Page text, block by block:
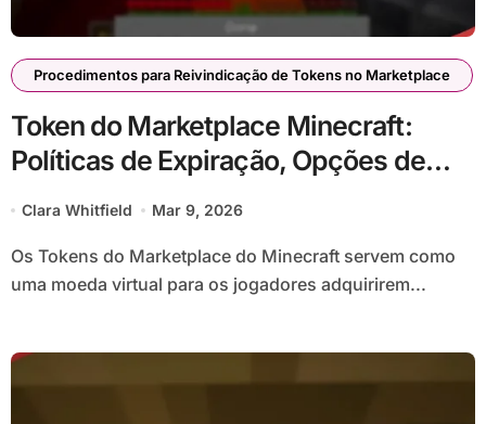
Procedimentos para Reivindicação de Tokens no Marketplace
Token do Marketplace Minecraft:
Políticas de Expiração, Opções de
Renovação, Suporte ao Cliente
Clara Whitfield Mar 9, 2026
Os Tokens do Marketplace do Minecraft servem como
uma moeda virtual para os jogadores adquirirem...